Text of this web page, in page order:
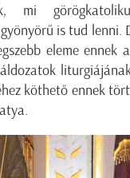
mi
is tud lenni.
eleme ennek
köthető ennek